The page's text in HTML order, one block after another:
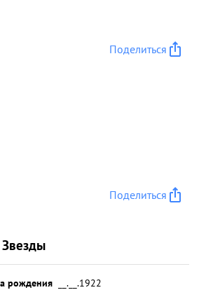
присвоена квали икация мастер
умело передает летному
Поделиться
Поделиться
рождения
__.__.1922